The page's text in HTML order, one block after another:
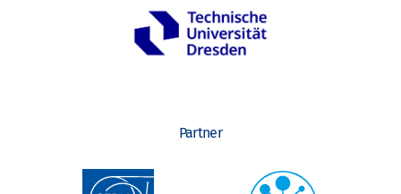
Partner